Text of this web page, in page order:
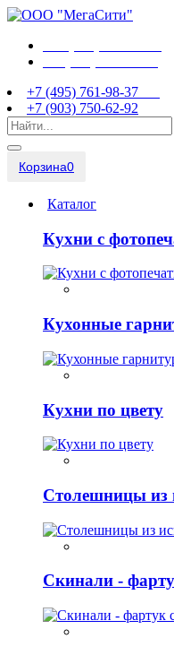
+7 (495) 761-98-37
+7 (903) 750-62-92
Корзина0
Каталог
Кухни с
Кухонные
Кухни по цвету
Столешницы из
Скинали -